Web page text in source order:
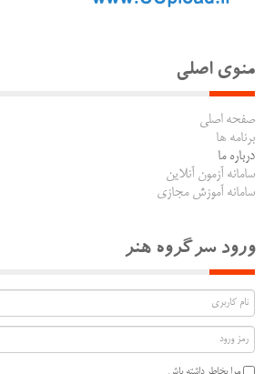
منوی اصلی
صفحه اصلی
برنامه ها
درباره ما
سامانه آزمون آنلاین
سامانه آموزش مجازی
ورود سرگروه هنر